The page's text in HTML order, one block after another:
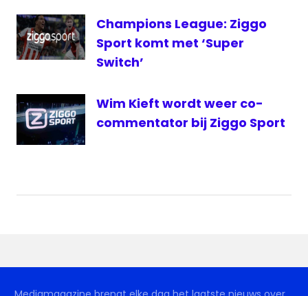
Champions League: Ziggo
Sport komt met ‘Super
Switch’
Wim Kieft wordt weer co-
commentator bij Ziggo Sport